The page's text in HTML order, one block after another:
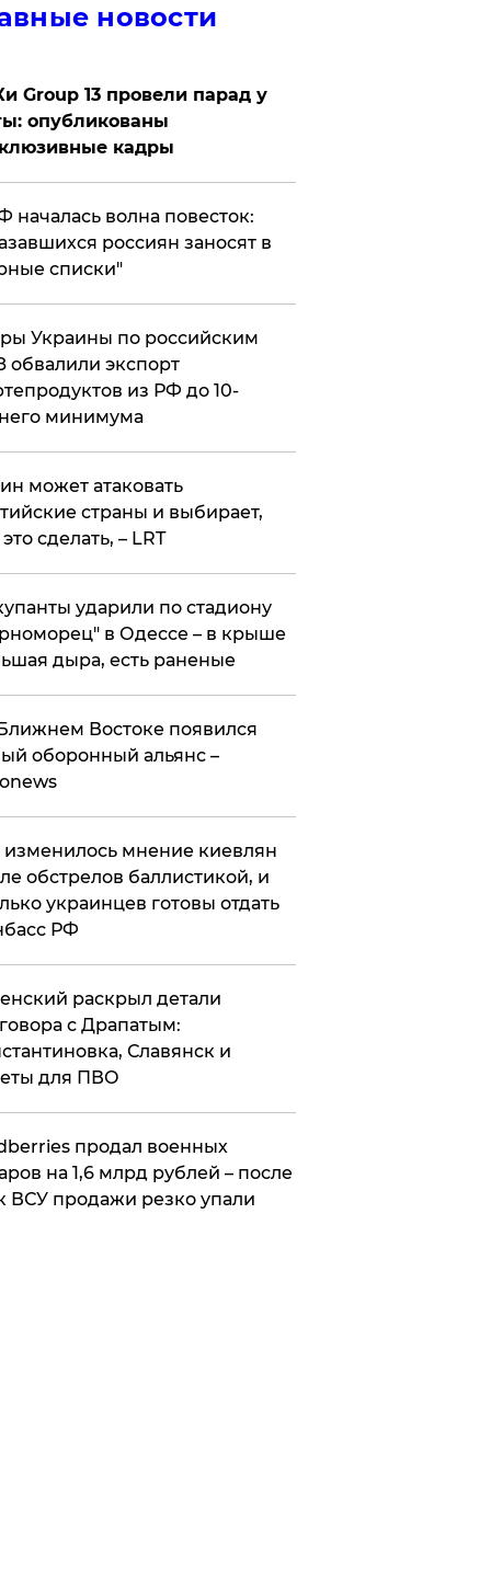
новости
Group 13 провели парад у
опубликованы
кадры
началась волна повесток:
россиян заносят в
списки"
Украины по российским
обвалили экспорт
из РФ до 10-
минимума
может атаковать
страны и выбирает,
сделать, – LRT
ударили по стадиону
в Одессе – в крыше
дыра, есть раненые
Востоке появился
оборонный альянс –
изменилось мнение киевлян
обстрелов баллистикой, и
украинцев готовы отдать
РФ
раскрыл детали
с Драпатым:
Славянск и
для ПВО
продал военных
на 1,6 млрд рублей – после
ВСУ продажи резко упали